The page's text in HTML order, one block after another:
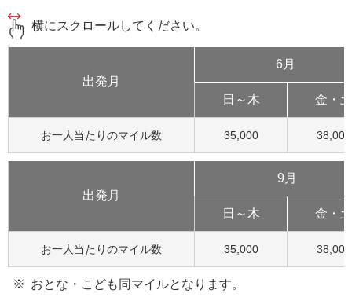
横にスクロールしてください。
出発月
6月
日～木 金・土
お一人当たりのマイル数 35,000 38,000
出発月
9月
日～木 金・土
お一人当たりのマイル数 35,000 38,000
おとな・こども同マイルとなります。